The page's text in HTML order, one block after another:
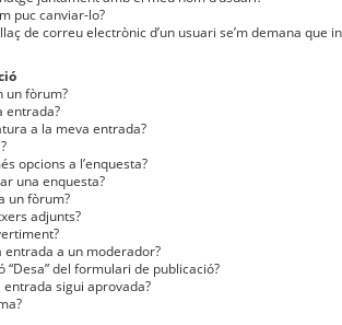
puc canviar-lo?
de correu electrònic d’un usuari se’m demana que
un fòrum?
entrada?
a la meva entrada?
opcions a l’enquesta?
una enquesta?
un fòrum?
adjunts?
entrada a un moderador?
“Desa” del formulari de publicació?
sigui aprovada?